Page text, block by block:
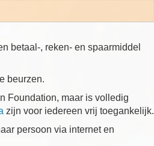
betaal-, reken- en spaarmiddel
beurzen.
Foundation, maar is volledig
zijn voor iedereen vrij toegankelijk.
persoon via internet en